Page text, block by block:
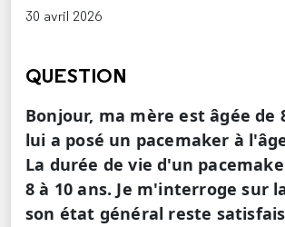
30 avril 2026
QUESTION
Bonjour, ma mère est âgée de
lui a posé un pacemaker à
La durée de vie d'un
8 à 10 ans. Je m'interroge sur
son état général reste